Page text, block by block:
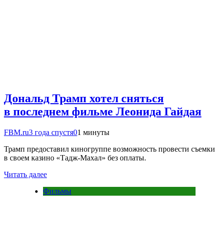
Дональд Трамп хотел сняться
в последнем фильме Леонида Гайдая
FBM.ru3 года спустя01 минуты
Трамп предоставил киногруппе возможность провести съемки
в своем казино «Тадж-Махал» без оплаты.
Читать далее
Фильмы